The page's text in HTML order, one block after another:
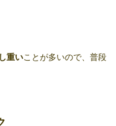
重いことが多いので、普段